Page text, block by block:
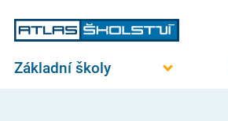
Základní školy